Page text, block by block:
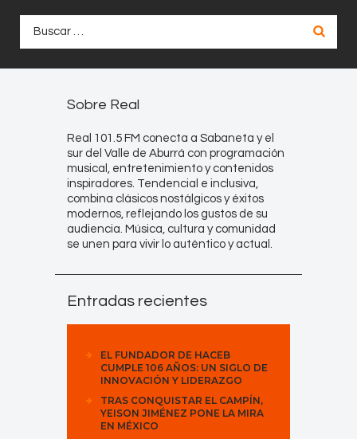
Sobre Real
Real 101.5 FM conecta a Sabaneta y el
sur del Valle de Aburrá con programación
musical, entretenimiento y contenidos
inspiradores. Tendencial e inclusiva,
combina clásicos nostálgicos y éxitos
modernos, reflejando los gustos de su
audiencia. Música, cultura y comunidad
se unen para vivir lo auténtico y actual.
Entradas recientes
EL FUNDADOR DE HACEB
CUMPLE 106 AÑOS: UN SIGLO DE
INNOVACIÓN Y LIDERAZGO
TRAS CONQUISTAR EL CAMPÍN,
YEISON JIMÉNEZ PONE LA MIRA
EN MÉXICO